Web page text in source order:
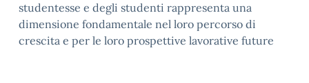
studentesse e degli studenti rappresenta una
dimensione fondamentale nel loro percorso di
crescita e per le loro prospettive lavorative future